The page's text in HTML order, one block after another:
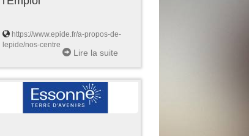
https://www.epide.fr/a-propos-de-
lepide/nos-centre
Lire la suite